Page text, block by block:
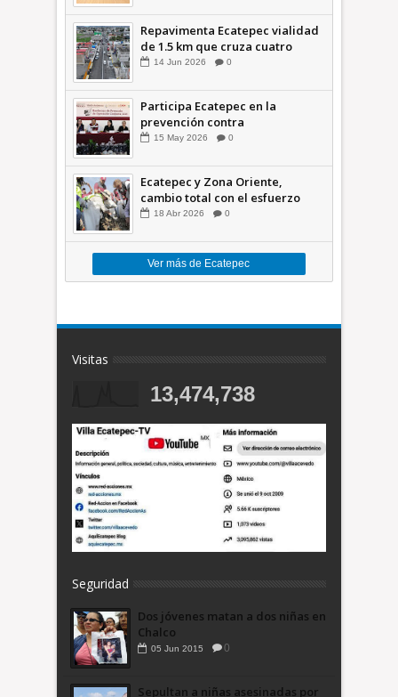
Repavimenta Ecatepec vialidad
de 1.5 km que cruza cuatro
comunidades +Video
14 Jun 2026 0
Participa Ecatepec en la
prevención contra
inundaciones en el Valle de
15 May 2026 0
Ecatepec y Zona Oriente,
cambio total con el esfuerzo
conjunto: Azucena; retiran 21
18 Abr 2026 0
Ver más de Ecatepec
Visitas
13,474,738
Seguridad
Dos jóvenes matan a dos niñas en
Chalco
05 Jun 2015 0
Sepultan a niñas asesinadas por